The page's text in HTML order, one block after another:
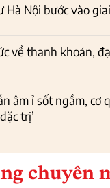
Hà Nội bước vào
về thanh khoản,
âm ỉ sốt ngầm, cơ
trị’
chuyên